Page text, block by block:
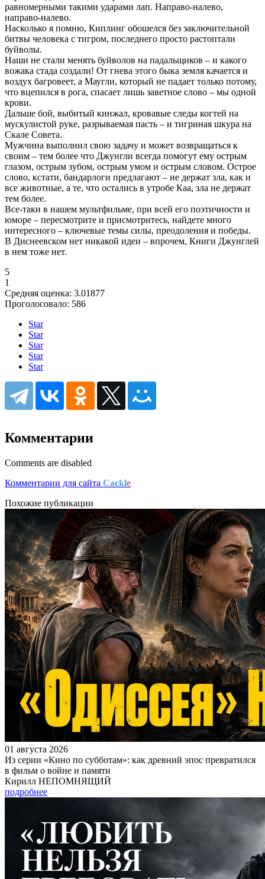
равномерными такими ударами лап. Направо-налево,
направо-налево.
Насколько я помню, Киплинг обошелся без заключительной
битвы человека с тигром, последнего просто растоптали
буйволы.
Наши не стали менять буйволов на падальщиков – и какого
вожака стада создали! От гнева этого быка земля качается и
воздух багровеет, а Маугли, который не падает только потому,
что вцепился в рога, спасает лишь заветное слово – мы одной
крови.
Дальше бой, выбитый кинжал, кровавые следы когтей на
мускулистой руке, разрываемая пасть – и тигриная шкура на
Скале Совета.
Мужчина выполнил свою задачу и может возвращаться к
своим – тем более что Джунгли всегда помогут ему острым
глазом, острым зубом, острым умом и острым словом. Острое
слово, кстати, бандарлоги предлагают – не держат зла, как и
все животные, а те, что остались в утробе Каа, зла не держат
тем более.
Все-таки в нашем мультфильме, при всей его поэтичности и
юморе – пересмотрите и присмотритесь, найдете много
интересного – ключевые темы силы, преодоления и победы.
В Диснеевском нет никакой идеи – впрочем, Книги Джунглей
в нем тоже нет.
5
1
Средняя оценка: 3.01877
Проголосовало: 586
Star
Star
Star
Star
Star
Комментарии
Comments are disabled
Комментарии для сайта Cackle
Похожие публикации
01 августа 2026
Из серии «Кино по субботам»: как древний эпос превратился
в фильм о войне и памяти
Кирилл НЕПОМНЯЩИЙ
подробнее